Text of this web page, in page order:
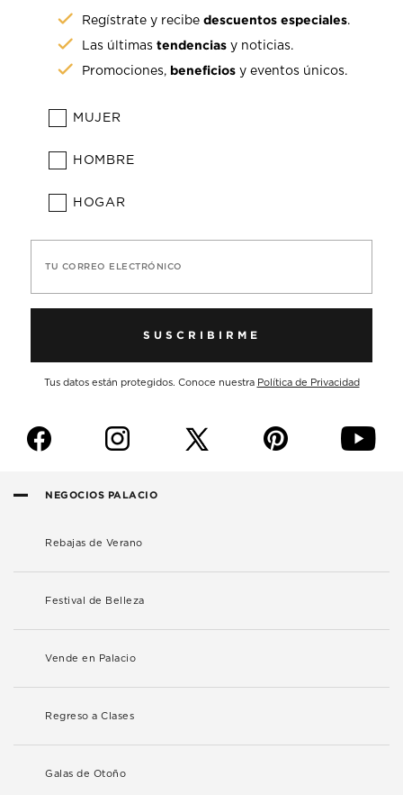
Regístrate y recibedescuentos especiales.
Las últimastendencias y noticias.
Promociones, beneficios y eventos únicos.
MUJER
HOMBRE
HOGAR
TU CORREO ELECTRÓNICO
SUSCRIBIRME
Tus datos están protegidos. Conoce nuestra Política de Privacidad
f i p y
NEGOCIOS PALACIO
Rebajas de Verano
Festival de Belleza
Vende en Palacio
Regreso a Clases
Galas de Otoño